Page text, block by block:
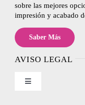
sobre las mejores
impresión y acabado
Saber Más
AVISO LEGAL
Toggle